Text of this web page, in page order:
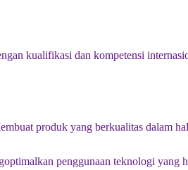
kualifikasi dan kompetensi
produk yang berkualitas dalam
penggunaan teknologi yang